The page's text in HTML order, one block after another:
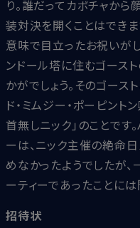
り。誰だってカボチャから
装対決を開くことはでき
意味で目立ったお祝いが
ンドール塔に住むゴース
かがでしょう。そのゴース
ド・ミムジー・ポーピント
首無しニック」のことです
ーは、ニック主催の絶命
めなかったようでしたが
ーティーであったことに
招待状